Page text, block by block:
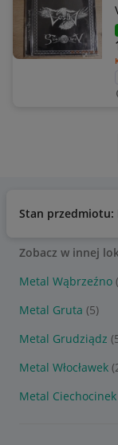
Stan przedmiotu:
Zobacz w innej
Metal Wąbrzeźno
Metal Gruta (5)
Metal Grudziądz
Metal Włocławek
Metal Ciechocinek